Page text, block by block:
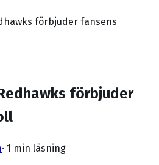
förbjuder fansens
förbjuder
· 1 min läsning